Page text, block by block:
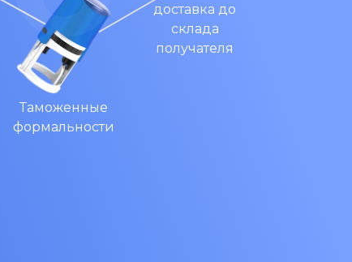
Таможенные
формальности
доставка до
склада
получателя